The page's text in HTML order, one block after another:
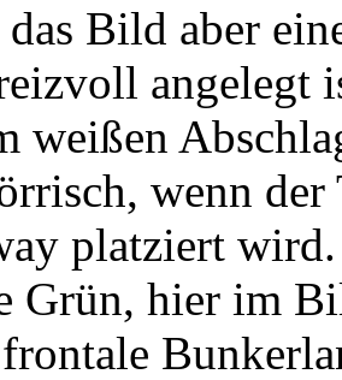
Bild aber
angelegt
weißen
wenn
platziert
Grün, hier im